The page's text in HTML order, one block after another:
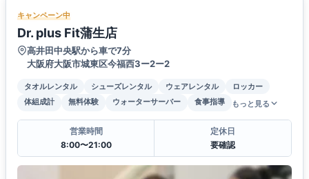
キャンペーン中
Dr. plus Fit蒲生店
高井田中央駅から車で7分
大阪府大阪市城東区今福西3ー2ー2
タオルレンタル シューズレンタル ウェアレンタル
ロッカー
体組成計
無料体験 ウォーターサーバー 食事指導 もっと見る
営業時間
8:00〜21:00
定休日
要確認